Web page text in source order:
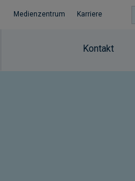
Medienzentrum Karriere
Kontakt